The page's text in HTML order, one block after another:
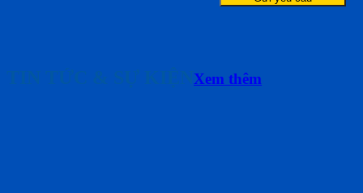
Xem thêm